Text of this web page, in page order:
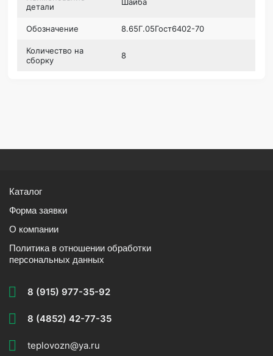
детали
Обозначение 8.65Г.05Гост6402-70
Количество на
сборку
8
Каталог
Форма заявки
О компании
Политика в отношении обработки
персональных данных
8 (915) 977-35-92
8 (4852) 42-77-35
teplovozn@ya.ru